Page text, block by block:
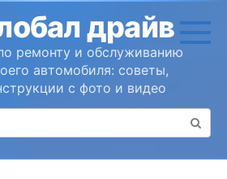
драйв
ремонту и обслуживанию
автомобиля: советы,
с фото и видео